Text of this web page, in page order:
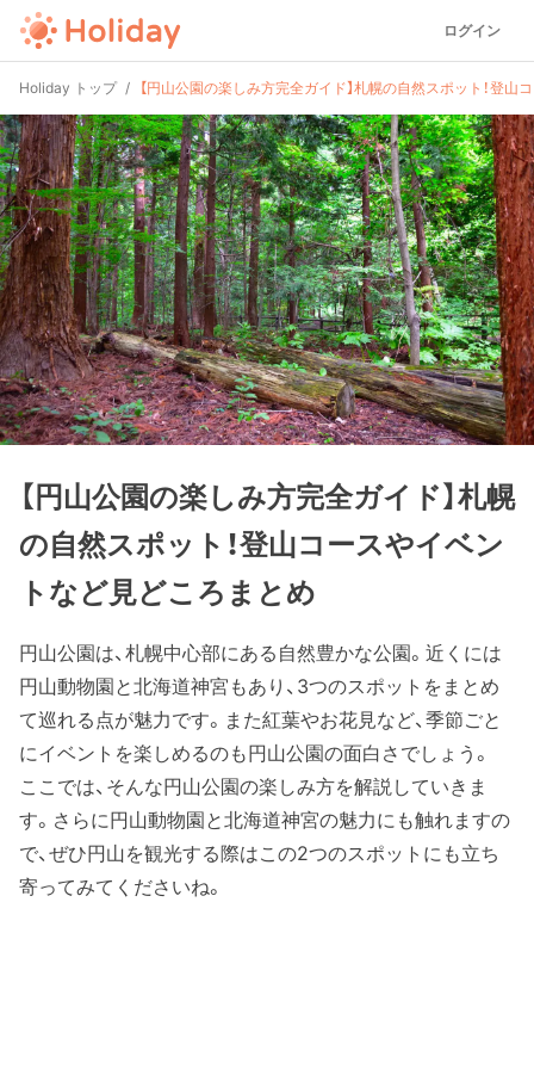
ログイン
Holiday トップ 【円山公園の楽しみ方完全ガイド】札幌の自然スポット！登
【円山公園の楽しみ方完全ガイド】札幌
の自然スポット！登山コースやイベン
トなど見どころまとめ
円山公園は、札幌中心部にある自然豊かな公園。近くには
円山動物園と北海道神宮もあり、3つのスポットをまとめ
て巡れる点が魅力です。また紅葉やお花見など、季節ごと
にイベントを楽しめるのも円山公園の面白さでしょう。
ここでは、そんな円山公園の楽しみ方を解説していきま
す。さらに円山動物園と北海道神宮の魅力にも触れますの
で、ぜひ円山を観光する際はこの2つのスポットにも立ち
寄ってみてくださいね。